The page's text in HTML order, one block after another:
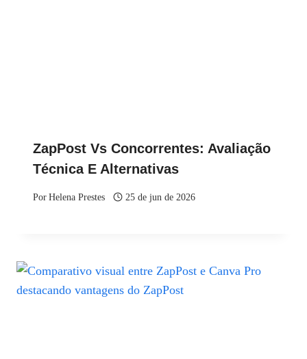
ZapPost Vs Concorrentes: Avaliação
Técnica E Alternativas
PorHelena Prestes 25 de jun de 2026